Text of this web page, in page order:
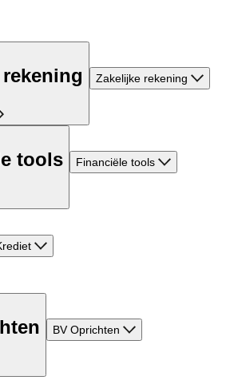
Zakelijke rekening
tools Financiële tools
BV Oprichten